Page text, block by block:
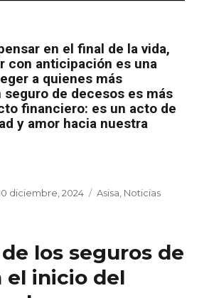
en el final de la vida,
con anticipación es una
a quienes más
seguro de decesos es más
financiero: es un acto de
y amor hacia nuestra
diciembre, 2024 Categorías
Asisa Noticias
los seguros de
el inicio del